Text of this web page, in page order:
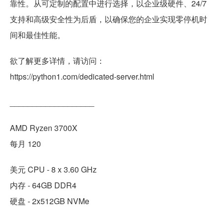
靠性。从可定制的配置中进行选择，以企业级硬件、24/7
支持和高级安全性为后盾，以确保您的企业实现零停机时
间和最佳性能。
欲了解更多详情，请访问：
https://python1.com/dedicated-server.html
AMD Ryzen 3700X
每月 120
美元 CPU - 8 x 3.60 GHz
内存 - 64GB DDR4
硬盘 - 2x512GB NVMe